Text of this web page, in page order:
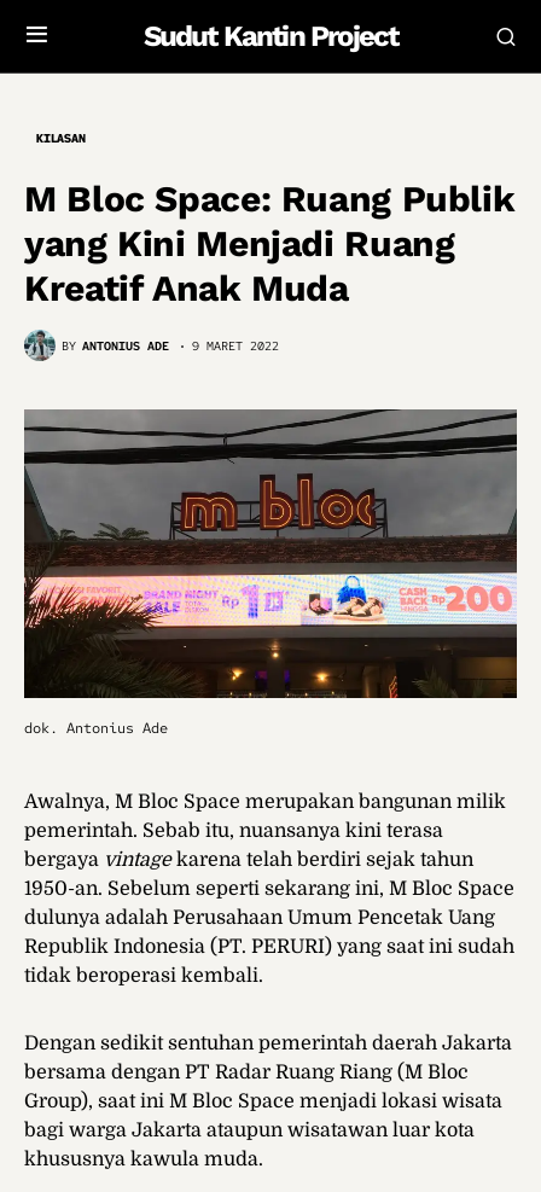
Sudut Kantin Project
KILASAN
M Bloc Space: Ruang Publik
yang Kini Menjadi Ruang
Kreatif Anak Muda
BY ANTONIUS ADE 9 MARET 2022
dok. Antonius Ade
Awalnya, M Bloc Space merupakan bangunan milik
pemerintah. Sebab itu, nuansanya kini terasa
bergaya vintagekarena telah berdiri sejak tahun
1950-an. Sebelum seperti sekarang ini, M Bloc Space
dulunya adalah Perusahaan Umum Pencetak Uang
Republik Indonesia (PT. PERURI) yang saat ini sudah
tidak beroperasi kembali.
Dengan sedikit sentuhan pemerintah daerah Jakarta
bersama dengan PT Radar Ruang Riang (M Bloc
Group), saat ini M Bloc Space menjadi lokasi wisata
bagi warga Jakarta ataupun wisatawan luar kota
khususnya kawula muda.